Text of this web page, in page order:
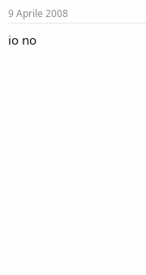
9 Aprile 2008
io no